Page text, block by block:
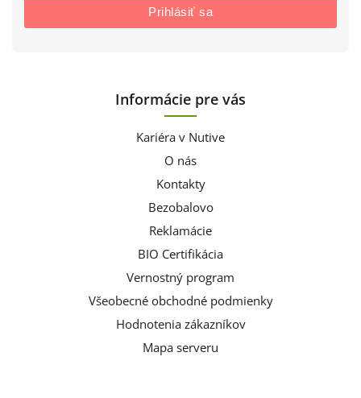
Prihlásiť sa
Informácie pre vás
Kariéra v Nutive
O nás
Kontakty
Bezobalovo
Reklamácie
BIO Certifikácia
Vernostný program
Všeobecné obchodné podmienky
Hodnotenia zákazníkov
Mapa serveru